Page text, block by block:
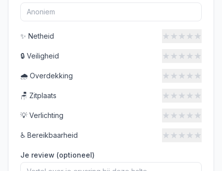
✨ Netheid ★★★★★
🔒 Veiligheid ★★★★★
🌧️ Overdekking ★★★★★
🪑 Zitplaats ★★★★★
💡 Verlichting ★★★★★
♿ Bereikbaarheid ★★★★★
Je review (optioneel)